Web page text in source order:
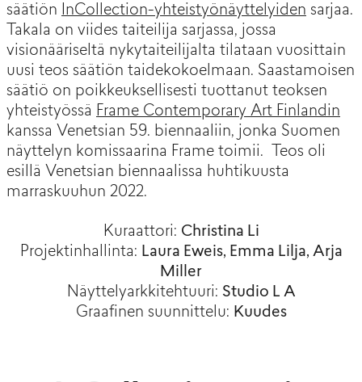
säätiön InCollection-yhteistyönäyttelyiden sarjaa.
Takala on viides taiteilija sarjassa, jossa
visionääriseltä nykytaiteilijalta tilataan vuosittain
uusi teos säätiön taidekokoelmaan. Saastamoisen
säätiö on poikkeuksellisesti tuottanut teoksen
yhteistyössä Frame Contemporary Art Finlandin
kanssa Venetsian 59. biennaaliin, jonka Suomen
näyttelyn komissaarina Frame toimii. Teos oli
esillä Venetsian biennaalissa huhtikuusta
marraskuuhun 2022.
Kuraattori: Christina Li
Projektinhallinta: Laura Eweis, Emma Lilja, Arja
Miller
Näyttelyarkkitehtuuri: Studio L A
Graafinen suunnittelu: Kuudes